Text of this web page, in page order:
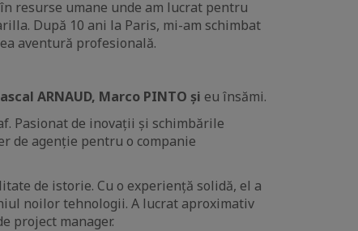
resurse umane unde am lucrat pentru
După 10 ani la Paris, mi-am schimbat
aventură profesională.
ARNAUD, Marco PINTO și eu însămi.
Pasionat de inovații și schimbările
de agenție pentru o companie
de istorie. Cu o experiență solidă, el a
noilor tehnologii. A lucrat aproximativ
project manager.